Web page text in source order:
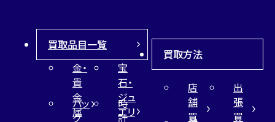
買取品目一覧
金・
貴
金
属
宝
石・
ジュ
エリ
バッ
グ
時
計
買取方法
店
舗
買
出
張
買